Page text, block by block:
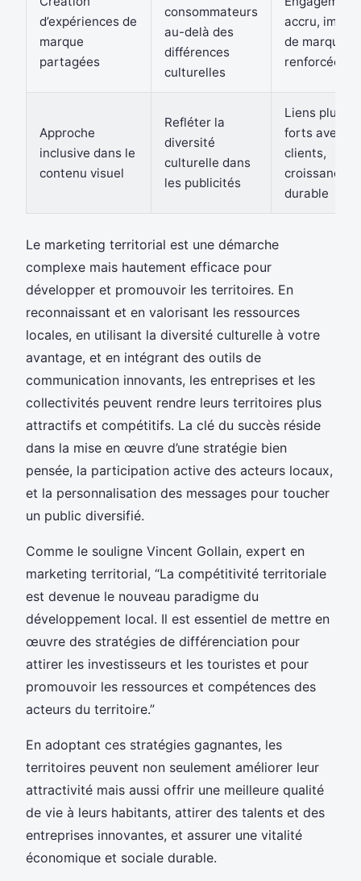
d’expériences de
marque
partagées
consommateurs
au-delà des
différences
culturelles
accru, image
de marque
renforcée
Approche
inclusive dans le
contenu visuel
Refléter la
diversité
culturelle dans
les publicités
Liens plus
forts avec
clients,
croissance
durable
Le marketing territorial est une démarche
complexe mais hautement efficace pour
développer et promouvoir les territoires. En
reconnaissant et en valorisant les ressources
locales, en utilisant la diversité culturelle à votre
avantage, et en intégrant des outils de
communication innovants, les entreprises et les
collectivités peuvent rendre leurs territoires plus
attractifs et compétitifs. La clé du succès réside
dans la mise en œuvre d’une stratégie bien
pensée, la participation active des acteurs locaux,
et la personnalisation des messages pour toucher
un public diversifié.
Comme le souligne Vincent Gollain, expert en
marketing territorial, “La compétitivité territoriale
est devenue le nouveau paradigme du
développement local. Il est essentiel de mettre en
œuvre des stratégies de différenciation pour
attirer les investisseurs et les touristes et pour
promouvoir les ressources et compétences des
acteurs du territoire.”
En adoptant ces stratégies gagnantes, les
territoires peuvent non seulement améliorer leur
attractivité mais aussi offrir une meilleure qualité
de vie à leurs habitants, attirer des talents et des
entreprises innovantes, et assurer une vitalité
économique et sociale durable.